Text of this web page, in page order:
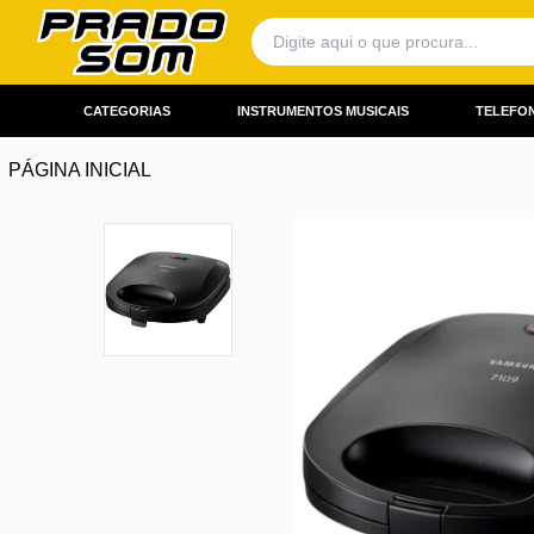
CATEGORIAS INSTRUMENTOS MUSICAIS
PÁGINA INICIAL